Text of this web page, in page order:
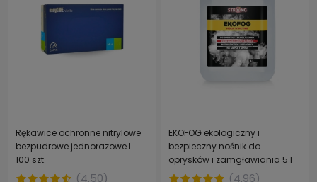
Rękawice ochronne nitrylowe
bezpudrowe jednorazowe L
100 szt.
(4.50)
EKOFOG ekologiczny i
bezpieczny nośnik do
oprysków i zamgławiania 5 l
(4.96)